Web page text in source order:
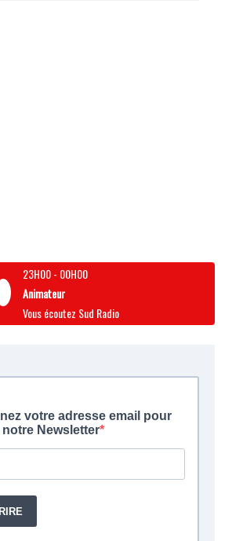
23H00- 00H00
Animateur
Vous écoutez Sud Radio